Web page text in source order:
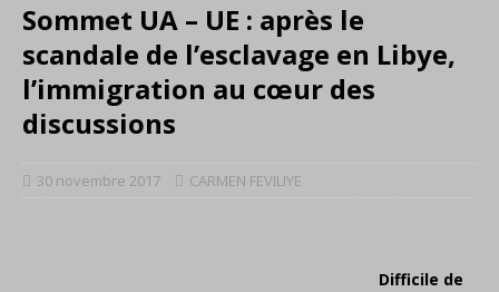
Sommet UA – UE : après le
scandale de l’esclavage en Libye,
l’immigration au cœur des
discussions
30 novembre 2017 CARMEN FEVILIYE
Difficile de